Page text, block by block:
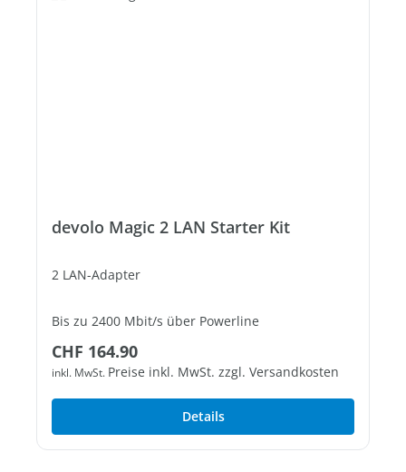
devolo Magic 2 LAN Starter Kit
2 LAN-Adapter
Bis zu 2400 Mbit/s über Powerline
1 freier Gigabit-LAN-Port
Regulärer Preis:
CHF 164.90
inkl. MwSt. Preise inkl. MwSt. zzgl. Versandkosten
Details